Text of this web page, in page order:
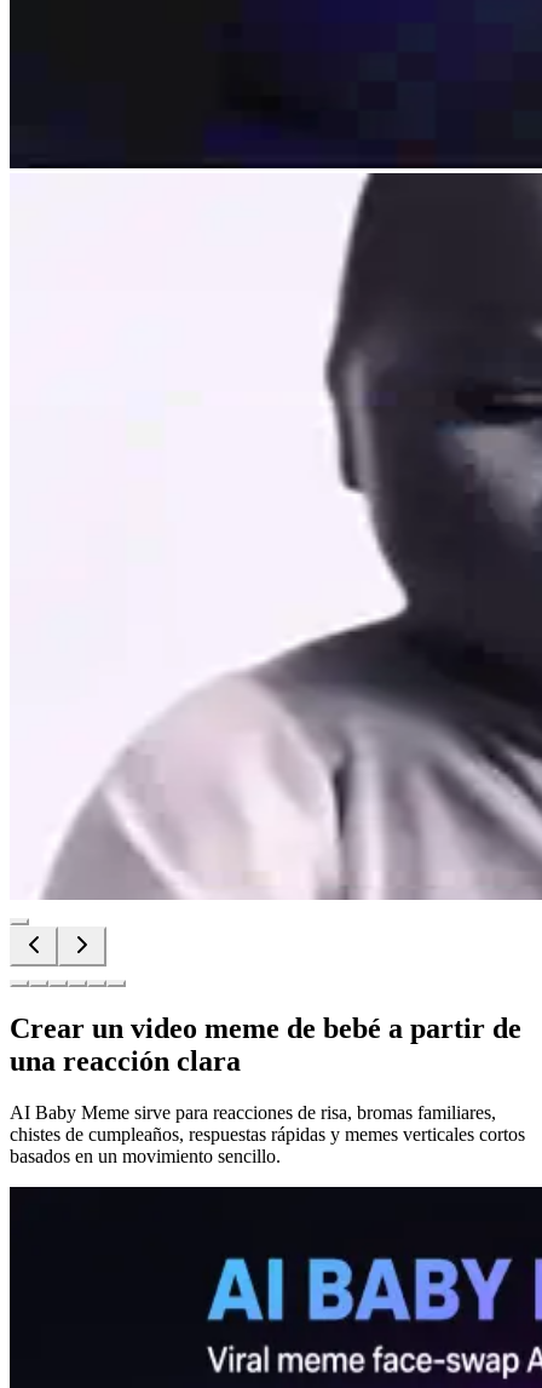
Crear un video meme de bebé a partir de
una reacción clara
AI Baby Meme sirve para reacciones de risa, bromas familiares,
chistes de cumpleaños, respuestas rápidas y memes verticales cortos
basados en un movimiento sencillo.